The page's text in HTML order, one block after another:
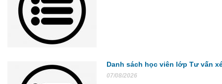
Danh sách học viên lớp Tư vấn
07/08/2026